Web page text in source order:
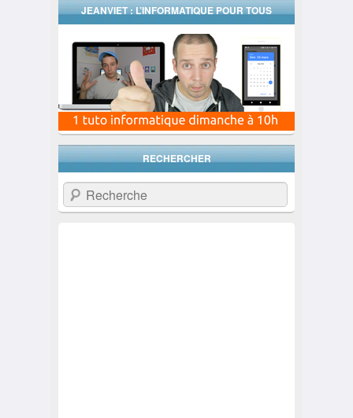
JEANVIET : L’INFORMATIQUE POUR TOUS
RECHERCHER
Recherche